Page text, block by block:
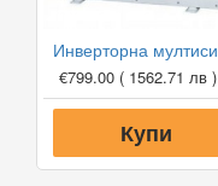
€799.00 ( 1562.71 лв )
Купи